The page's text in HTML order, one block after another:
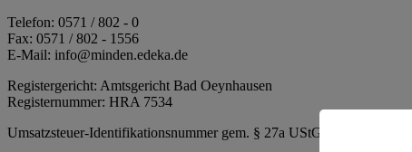
Telefon: 0571 / 802 - 0
Fax: 0571 / 802 - 1556
E-Mail: info@minden.edeka.de
Registergericht: Amtsgericht Bad Oeynhausen
Registernummer: HRA 7534
Umsatzsteuer-Identifikationsnummer gem. § 27a UStG: DE 266067317